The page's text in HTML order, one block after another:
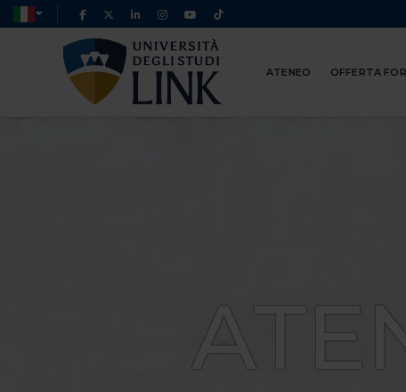
ATENEO OFFERTA